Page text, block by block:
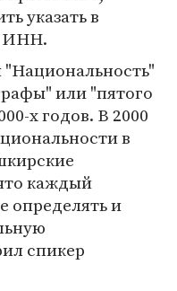
указать в
ИНН.
или "пятого
х годов. В 2000
в
каждый
определять и
спикер